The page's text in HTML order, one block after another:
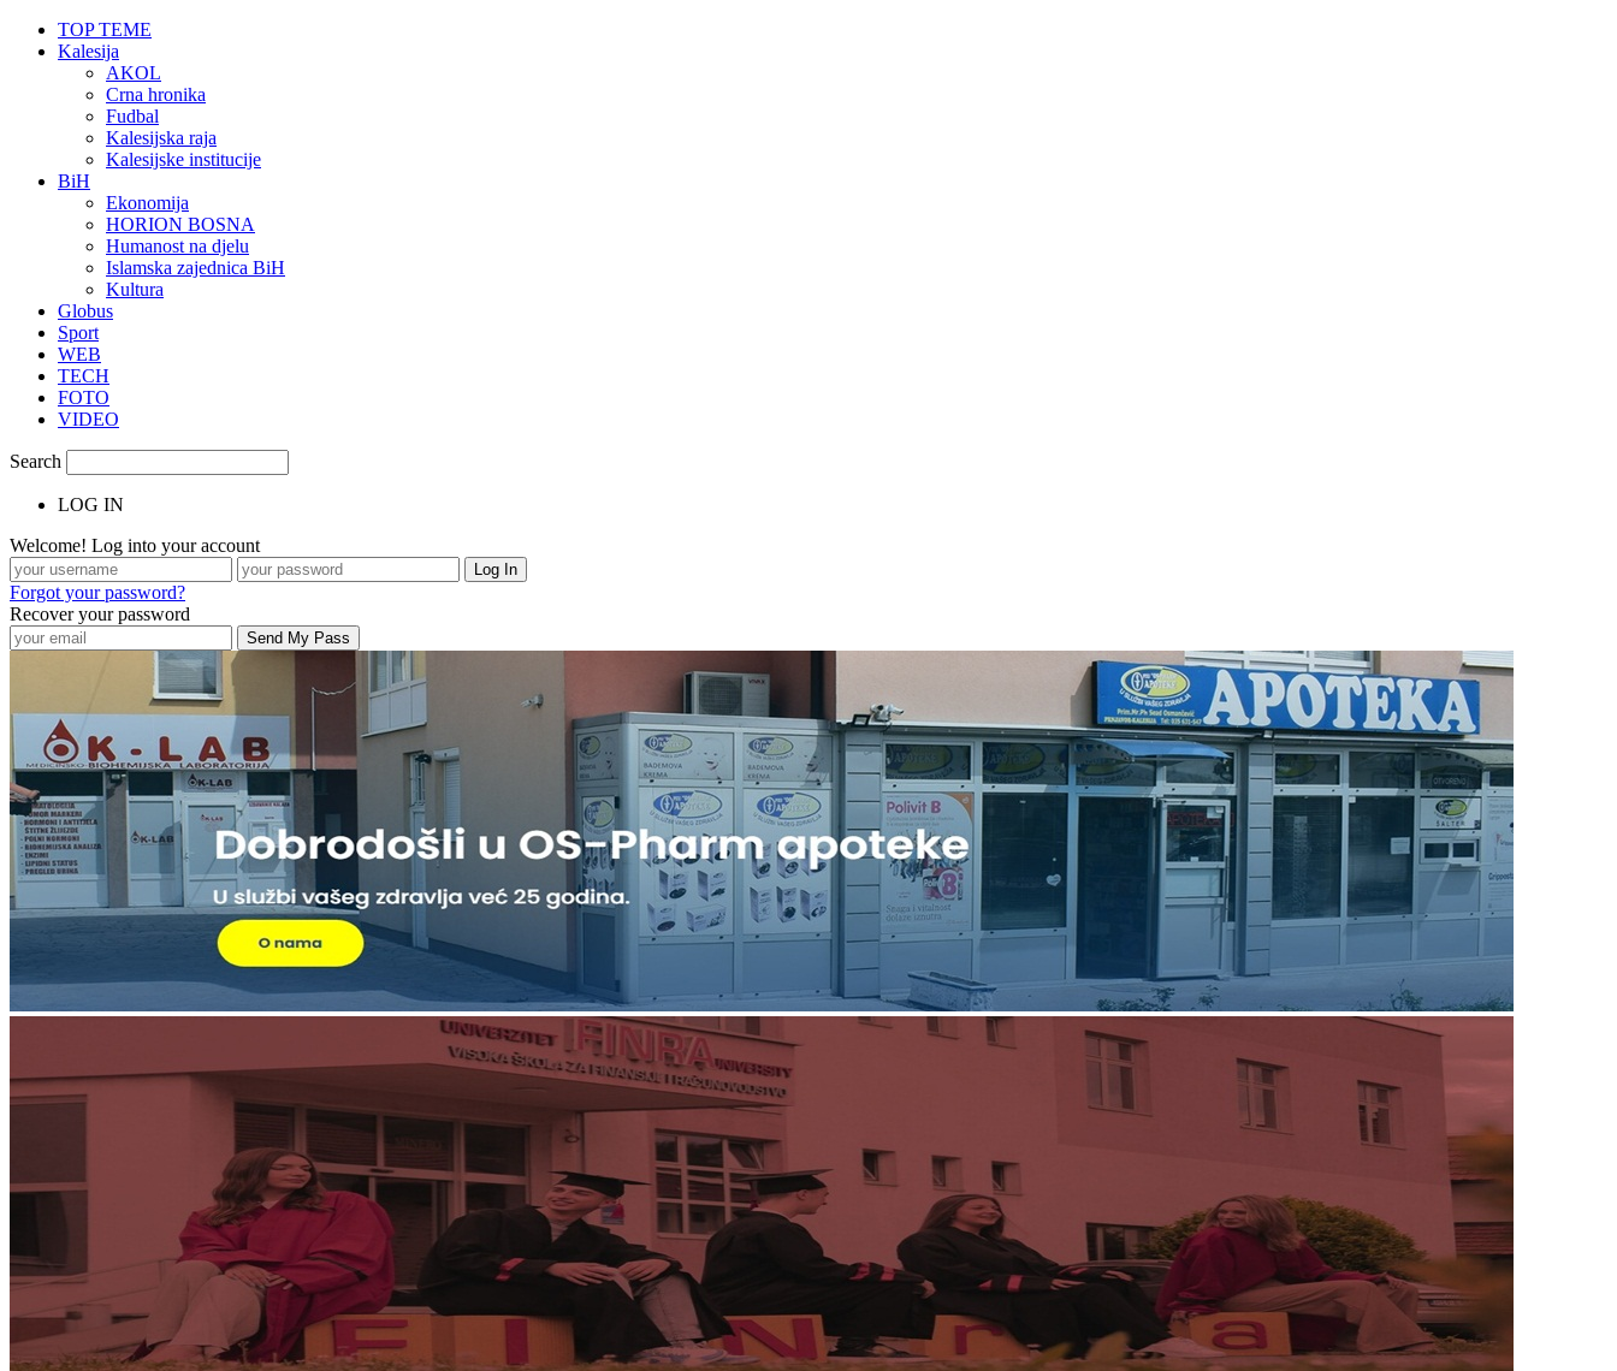
TOP TEME
Kalesija
AKOL
Crna hronika
Fudbal
Kalesijska raja
Kalesijske institucije
BiH
Ekonomija
HORION BOSNA
Humanost na djelu
Islamska zajednica BiH
Kultura
Globus
Sport
WEB
TECH
FOTO
VIDEO
Search
LOG IN
Welcome! Log into your account
Forgot your password?
Recover your password